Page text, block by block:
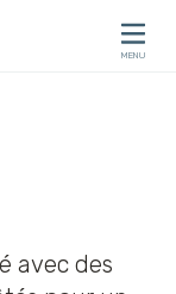
MENU
avec des